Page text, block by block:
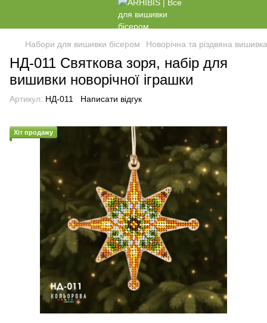
Набори для вишивки бісером Новорічна та різдвяна вишивка
НД-011 Святкова зоря, набір для
вишивки новорічної іграшки
Артикул: НД-011 Написати відгук
Хіт продажу